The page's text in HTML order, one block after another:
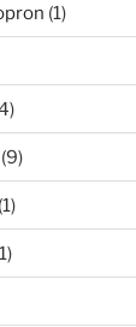
(1)
(9)
(1)